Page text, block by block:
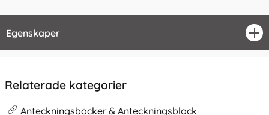
Egenskaper
Relaterade kategorier
Anteckningsböcker & Anteckningsblock